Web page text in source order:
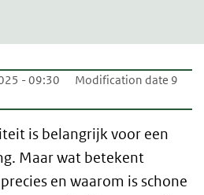
- 09:30
Modification date 9
is belangrijk voor een
Maar wat betekent
en waarom is schone